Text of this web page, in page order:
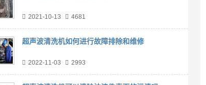
2021-10-13 4681
超声波清洗机如何进行故障排除和维修
2022-11-03 2993